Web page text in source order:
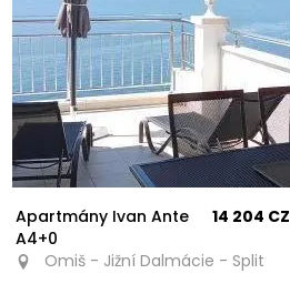
Apartmány Ivan Ante
A4+0
14 204
Omiš - Jižní Dalmácie - Split